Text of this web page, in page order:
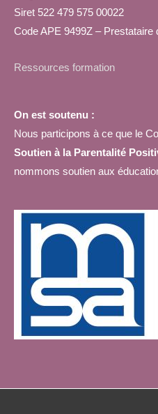
Siret 522 479 575 00022
Code APE 9499Z – Prestataire
Ressources formation
On est soutenu :
Nous participons à ce que le
Soutien à la Parentalité
nommons soutien aux